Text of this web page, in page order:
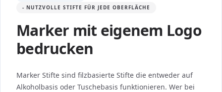
- NUTZVOLLE STIFTE FÜR JEDE OBERFLÄCHE
Marker mit eigenem Logo
bedrucken
Marker Stifte sind filzbasierte Stifte die entweder auf
Alkoholbasis oder Tuschebasis funktionieren. Wer bei